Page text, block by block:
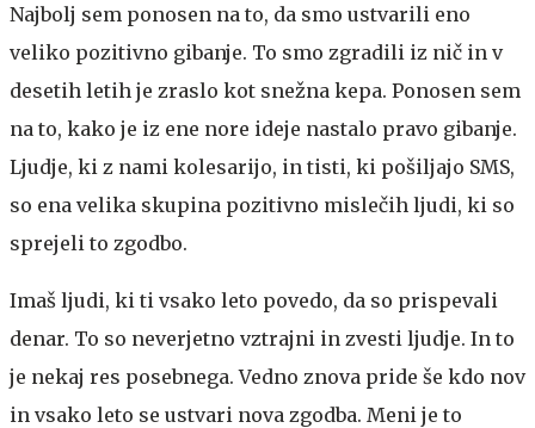
Najbolj sem ponosen na to, da smo ustvarili eno
veliko pozitivno gibanje. To smo zgradili iz nič in v
desetih letih je zraslo kot snežna kepa. Ponosen sem
na to, kako je iz ene nore ideje nastalo pravo gibanje.
Ljudje, ki z nami kolesarijo, in tisti, ki pošiljajo SMS,
so ena velika skupina pozitivno mislečih ljudi, ki so
sprejeli to zgodbo.
Imaš ljudi, ki ti vsako leto povedo, da so prispevali
denar. To so neverjetno vztrajni in zvesti ljudje. In to
je nekaj res posebnega. Vedno znova pride še kdo nov
in vsako leto se ustvari nova zgodba. Meni je to